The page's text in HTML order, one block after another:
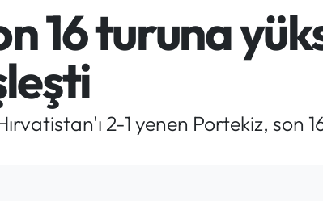
16 turuna
2-1 yenen Portekiz, son